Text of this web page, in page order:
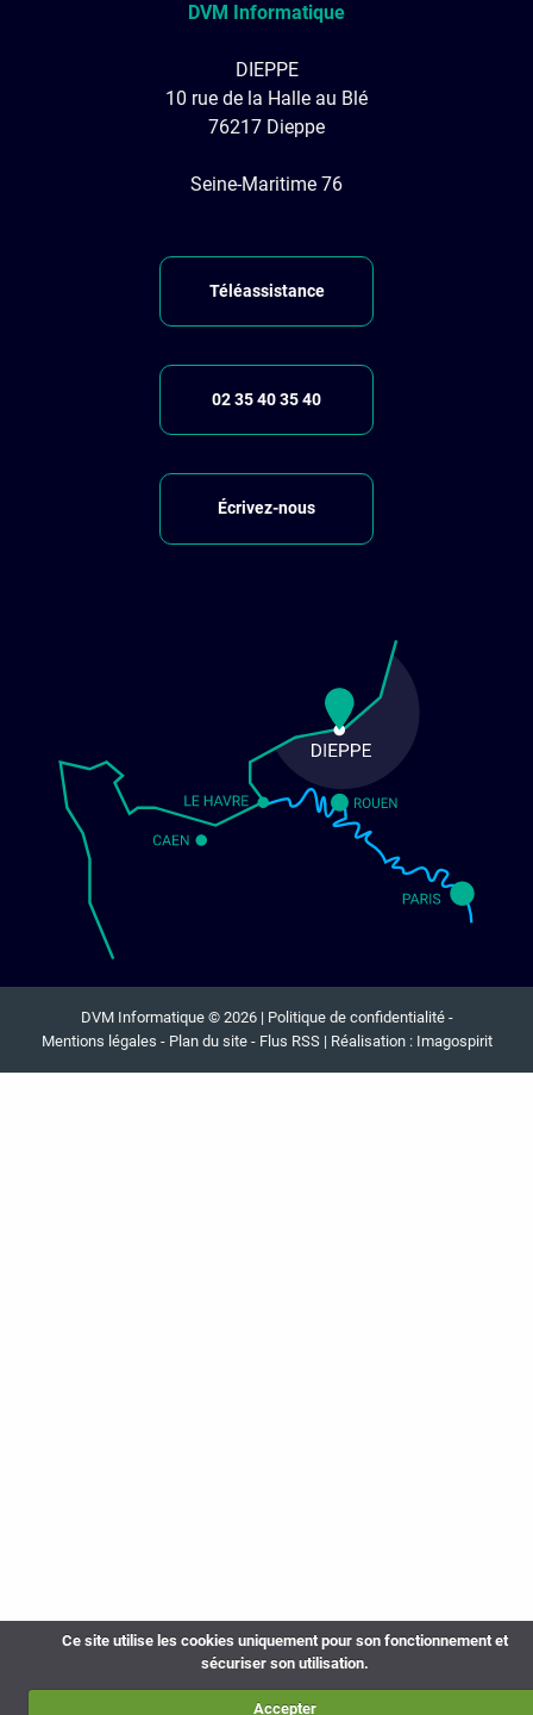
Ce site utilise les cookies uniquement pour son fonctionnement et
sécuriser son utilisation.
Accepter
DVM Informatique
DIEPPE
10 rue de la Halle au Blé
76217 Dieppe
Seine-Maritime 76
Téléassistance
02 35 40 35 40
Écrivez-nous
DVM Informatique © 2026 | Politique de confidentialité-
Mentions légales - Plan du site- Flus RSS| Réalisation : Imagospirit